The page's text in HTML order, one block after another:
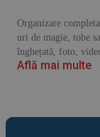
Organizare
uri de magie, tobe
înghețată, foto,
Află mai multe